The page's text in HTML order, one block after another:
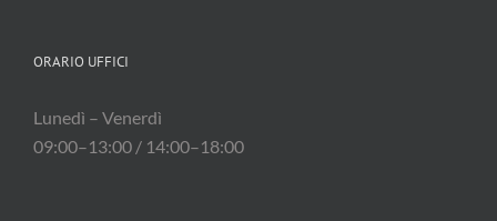
09:00–13:00 / 14:00–18:00